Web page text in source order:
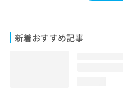
新着おすすめ記事